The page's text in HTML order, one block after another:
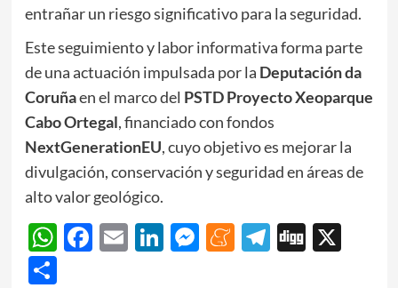
entrañar un riesgo significativo para la seguridad.
Este seguimiento y labor informativa forma parte
de una actuación impulsada por la Deputación da
Coruñaen el marco del PSTD Proyecto Xeoparque
Cabo Ortegal, financiado con fondos
NextGenerationEU, cuyo objetivo es mejorar la
divulgación, conservación y seguridad en áreas de
alto valor geológico.
WhatsApp
Facebook
EmailLinkedIn
Messenger
Meneame
Telegram
Digg
X
Share